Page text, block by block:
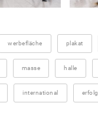
werbefläche plakat
masse halle
international erfolg